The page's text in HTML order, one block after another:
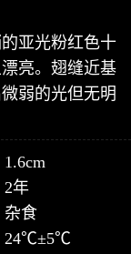
亚光粉红色十
亮。翅缝近基
弱的光但无明
2年
杂食
24℃±5℃